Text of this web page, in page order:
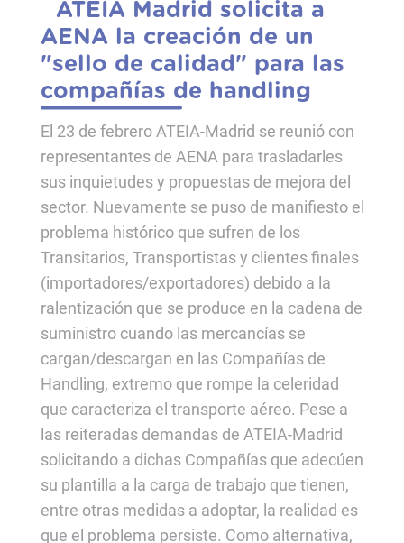
ATEIA Madrid solicita a
AENA la creación de un
"sello de calidad" para las
compañías de handling
El 23 de febrero ATEIA-Madrid se reunió con
representantes de AENA para trasladarles
sus inquietudes y propuestas de mejora del
sector. Nuevamente se puso de manifiesto el
problema histórico que sufren de los
Transitarios, Transportistas y clientes finales
(importadores/exportadores) debido a la
ralentización que se produce en la cadena de
suministro cuando las mercancías se
cargan/descargan en las Compañías de
Handling, extremo que rompe la celeridad
que caracteriza el transporte aéreo. Pese a
las reiteradas demandas de ATEIA-Madrid
solicitando a dichas Compañías que adecúen
su plantilla a la carga de trabajo que tienen,
entre otras medidas a adoptar, la realidad es
que el problema persiste. Como alternativa,